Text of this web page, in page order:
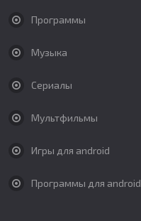
Программы
Музыка
Сериалы
Мультфильмы
Игры для android
Программы для android